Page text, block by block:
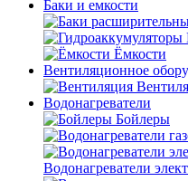
Баки и емкости
Ёмкости
Вентиляционное
Водонагреватели
Бойлеры
Водонагреватели